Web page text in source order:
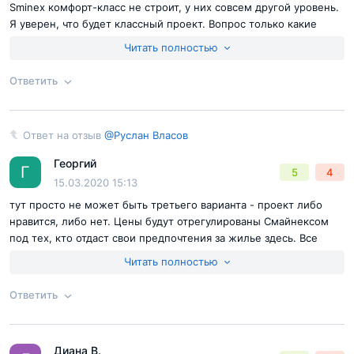
Помимо этого обратный эффект откроется и для
жителей прилегающего микрорайона, ведь
творение.Как, впрочем, и многие другие комплексы
"Sminex", среди которых вы не найдёте скучных фасадов
или стандартных кирпичных коробок. Пестрят
разнообразием и интригуют полётом архитектурной
вычурности корпуса премиум-квартала "JAZZ",
возвышается на проспекте Мира МФК "Парк Мира".
Sminex комфорт-класс не строит, у них совсем другой уровень.
Я уверен, что будет классный проект. Вопрос только какие
Читать полностью
Ответить
Ответ на отзыв @Руслан Власов
Согласен с
Ответ на отзыв @Руслан Власов
Г Георгий
15.03.2020 15:13
5 4
тут просто не может быть третьего варианта - проект либо
нравится, либо нет. Цены будут отрегулированы Смайнексом
под тех, кто отдаст свои предпочтения за жилье здесь. Все
Читать полностью
Ответить
Диана В.